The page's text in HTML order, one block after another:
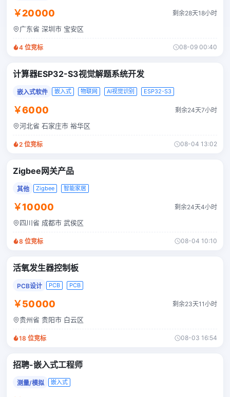
￥20000 剩余28天18小时
广东省 深圳市 宝安区
4 位竞标 08-09 00:40
计算器ESP32-S3视觉解题系统开发
嵌入式软件 嵌入式 物联网 AI视觉识别 ESP32-S3
￥6000 剩余24天7小时
河北省 石家庄市 裕华区
2 位竞标 08-04 13:02
Zigbee网关产品
其他 Zigbee 智能家居
￥10000 剩余24天4小时
四川省 成都市 武侯区
8 位竞标 08-04 10:10
活氧发生器控制板
PCB设计 PCB PCB
￥50000 剩余23天11小时
贵州省 贵阳市 白云区
18 位竞标 08-03 16:54
招聘-嵌入式工程师
测量/模拟 嵌入式